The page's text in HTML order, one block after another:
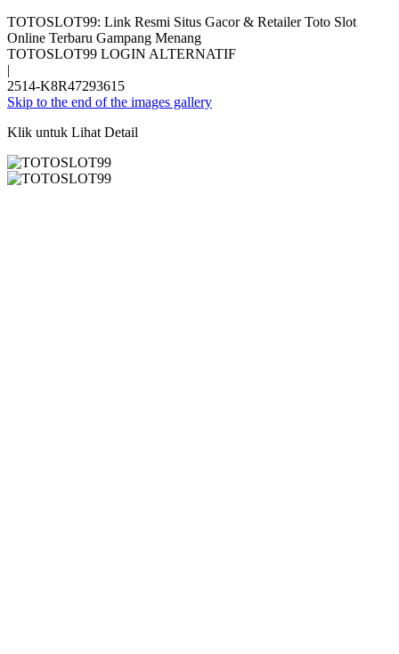
TOTOSLOT99: Link Resmi Situs Gacor & Retailer Toto Slot
Online Terbaru Gampang Menang
TOTOSLOT99 LOGIN ALTERNATIF
|
2514-K8R47293615
Skip to the end of the images gallery
Klik untuk Lihat Detail